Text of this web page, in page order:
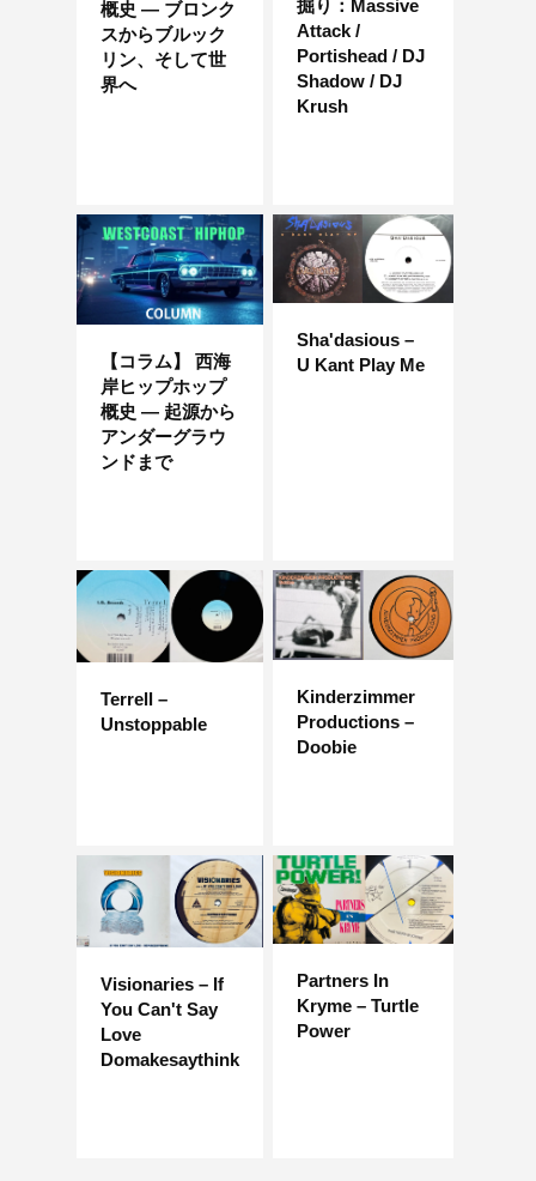
概史 — ブロンク
スからブルック
リン、そして世
界へ
掘り：Massive
Attack /
Portishead / DJ
Shadow / DJ
Krush
【コラム】 西海
岸ヒップホップ
概史 — 起源から
アンダーグラウ
ンドまで
Sha'dasious –
U Kant Play Me
Terrell –
Unstoppable
Kinderzimmer
Productions –
Doobie
Visionaries – If
You Can't Say
Love
Domakesaythink
Partners In
Kryme – Turtle
Power